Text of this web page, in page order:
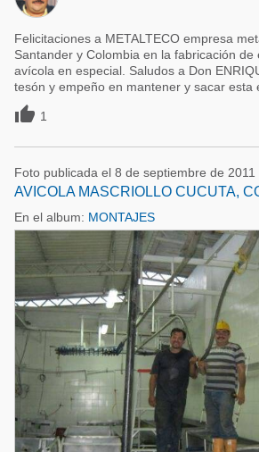
Felicitaciones a METALTECO empresa
Santander y Colombia en la fabricación
avícola en especial. Saludos a Don
tesón y empeño en mantener y sacar esta
 1
Foto publicada el 8 de septiembre de 2011
AVICOLA MASCRIOLLO CUCUTA,
En el album: MONTAJES